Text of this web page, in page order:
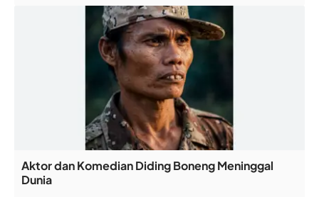
Aktor dan Komedian Diding Boneng Meninggal
Dunia